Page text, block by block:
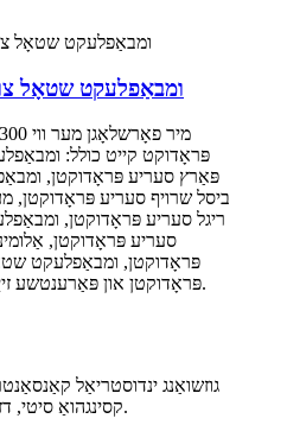
ומבאַפלעקט שטאָל
פּראָדוקט קייט כולל:
פּאַרץ סעריע פּראָדוקטן,
ביסל שרויף סעריע פּראָדוקטן,
ריגל סעריע פּראָדוקטן,
סעריע פּראָדוקטן,
פּראָדוקטן, ומבאַפלעקט
פּראָדוקטן און פּאַרענטשע זייַל סעריע פּראָדוקטן.
גוזשואַנג ינדוסטריאַל
קסינגהואַ סיטי, דזשיאַנגסו פּראַווינס, טשיינאַ.